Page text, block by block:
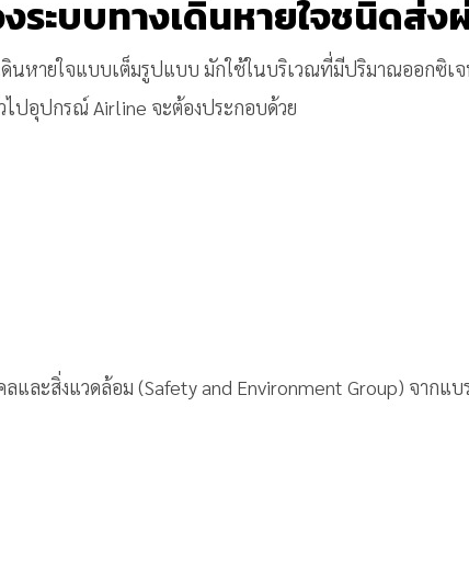
ะบบทางเดินหายใจชนิดส่ง
ดินหายใจแบบเต็มรูปแบบ มักใช้ในบริเวณที่มีปริมาณออกซิเ
ปอุปกรณ์ Airline จะต้องประกอบด้วย
ละสิ่งแวดล้อม (Safety and Environment Group) จากแ